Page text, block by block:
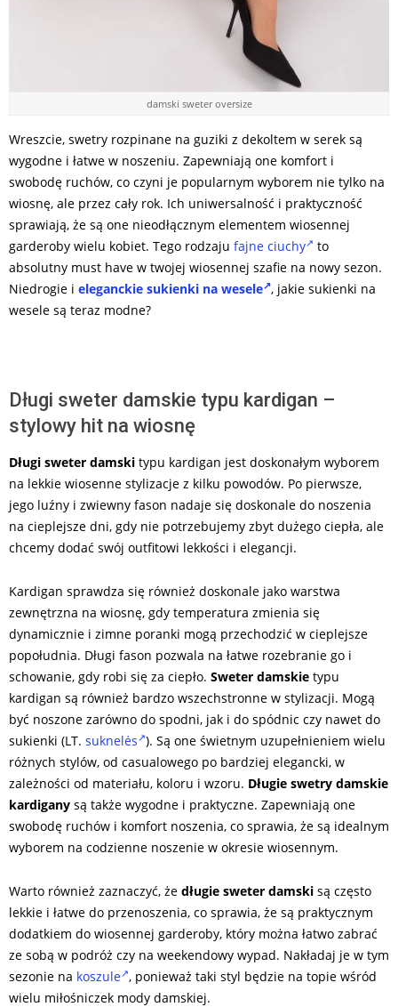
damski sweter oversize
Wreszcie, swetry rozpinane na guziki z dekoltem w serek są
wygodne i łatwe w noszeniu. Zapewniają one komfort i
swobodę ruchów, co czyni je popularnym wyborem nie tylko na
wiosnę, ale przez cały rok. Ich uniwersalność i praktyczność
sprawiają, że są one nieodłącznym elementem wiosennej
garderoby wielu kobiet. Tego rodzaju fajne ciuchy
to
absolutny must have w twojej wiosennej szafie na nowy sezon.
Niedrogie i eleganckie sukienki na wesele , jakie sukienki na
wesele są teraz modne?
Długi sweter damskie typu kardigan –
stylowy hit na wiosnę
Długi sweter damski typu kardigan jest doskonałym wyborem
na lekkie wiosenne stylizacje z kilku powodów. Po pierwsze,
jego luźny i zwiewny fason nadaje się doskonale do noszenia
na cieplejsze dni, gdy nie potrzebujemy zbyt dużego ciepła, ale
chcemy dodać swój outfitowi lekkości i elegancji.
Kardigan sprawdza się również doskonale jako warstwa
zewnętrzna na wiosnę, gdy temperatura zmienia się
dynamicznie i zimne poranki mogą przechodzić w cieplejsze
popołudnia. Długi fason pozwala na łatwe rozebranie go i
schowanie, gdy robi się za ciepło. Sweter damskie typu
kardigan są również bardzo wszechstronne w stylizacji. Mogą
być noszone zarówno do spodni, jak i do spódnic czy nawet do
sukienki (LT. suknelės ). Są one świetnym uzupełnieniem wielu
różnych stylów, od casualowego po bardziej elegancki, w
zależności od materiału, koloru i wzoru. Długie swetry damskie
kardigany są także wygodne i praktyczne. Zapewniają one
swobodę ruchów i komfort noszenia, co sprawia, że są idealnym
wyborem na codzienne noszenie w okresie wiosennym.
Warto również zaznaczyć, że długie sweter damski są często
lekkie i łatwe do przenoszenia, co sprawia, że są praktycznym
dodatkiem do wiosennej garderoby, który można łatwo zabrać
ze sobą w podróż czy na weekendowy wypad. Nakładaj je w tym
sezonie na koszule , ponieważ taki styl będzie na topie wśród
wielu miłośniczek mody damskiej.